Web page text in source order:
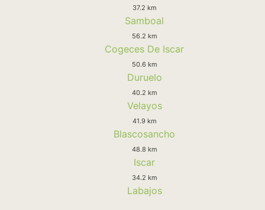
37.2 km
Samboal
56.2 km
Cogeces De Iscar
50.6 km
Duruelo
40.2 km
Velayos
41.9 km
Blascosancho
48.8 km
Iscar
34.2 km
Labajos